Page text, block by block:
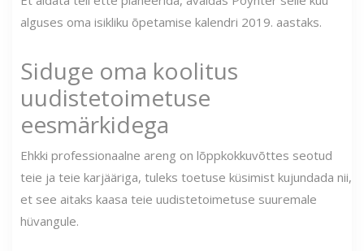
alguses oma isikliku õpetamise kalendri 2019. aastaks.
Siduge oma koolitus
uudistetoimetuse
eesmärkidega
Ehkki professionaalne areng on lõppkokkuvõttes seotud
teie ja teie karjääriga, tuleks toetuse küsimist kujundada nii,
et see aitaks kaasa teie uudistetoimetuse suuremale
hüvangule.